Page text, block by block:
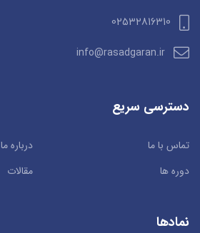
02532816310
info@rasadgaran.ir
دسترسی سریع
تماس با ما
درباره ما
دوره ها
مقالات
نمادها